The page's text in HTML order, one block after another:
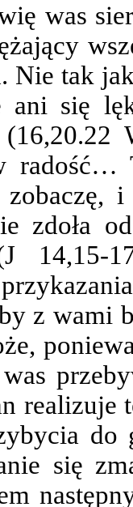
was
Nie tak
ani się
radość…
zdoła
14,15-
z wami
do
się